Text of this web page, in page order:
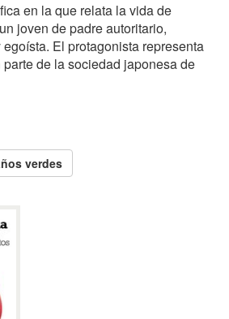
en la que relata la vida de
joven de padre autoritario,
El protagonista representa
de la sociedad japonesa de
verdes